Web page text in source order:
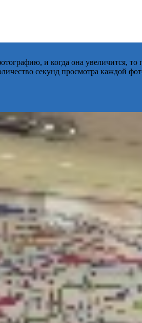
и когда она увеличится,
секунд просмотра каждой